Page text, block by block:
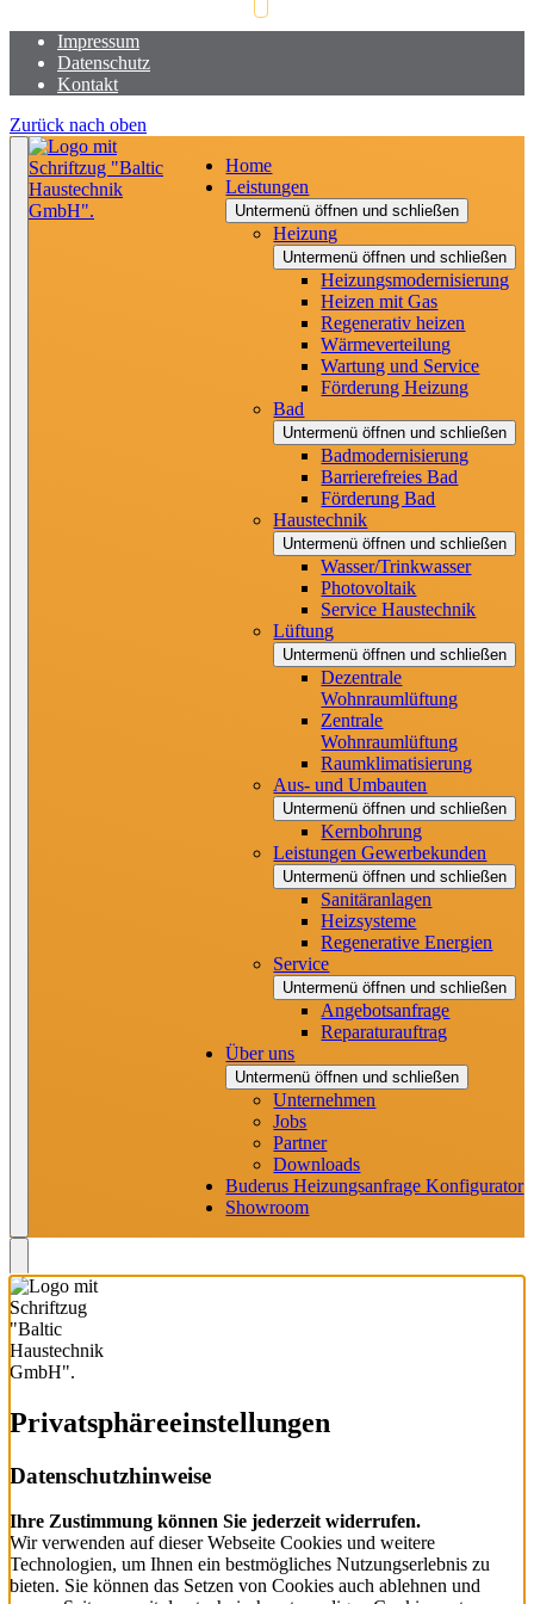
Impressum
Datenschutz
Kontakt
Zurück nach oben
Home
Leistungen
Untermenü öffnen und schließen
Heizung
Untermenü öffnen und schließen
Heizungsmodernisierung
Heizen mit Gas
Regenerativ heizen
Wärmeverteilung
Wartung und Service
Förderung Heizung
Bad
Untermenü öffnen und schließen
Badmodernisierung
Barrierefreies Bad
Förderung Bad
Haustechnik
Untermenü öffnen und schließen
Wasser/Trinkwasser
Photovoltaik
Service Haustechnik
Lüftung
Untermenü öffnen und schließen
Dezentrale
Wohnraumlüftung
Zentrale
Wohnraumlüftung
Raumklimatisierung
Aus- und Umbauten
Untermenü öffnen und schließen
Kernbohrung
Leistungen Gewerbekunden
Untermenü öffnen und schließen
Sanitäranlagen
Heizsysteme
Regenerative Energien
Service
Untermenü öffnen und schließen
Angebotsanfrage
Reparaturauftrag
Über uns
Untermenü öffnen und schließen
Unternehmen
Jobs
Partner
Downloads
Buderus Heizungsanfrage Konfigurator
Showroom
Privatsphäre­einstellungen
Datenschutzhinweise
Ihre Zustimmung können Sie jederzeit widerrufen.
Wir verwenden auf dieser Webseite Cookies und weitere
Technologien, um Ihnen ein bestmögliches Nutzungserlebnis zu
bieten. Sie können das Setzen von Cookies auch ablehnen und